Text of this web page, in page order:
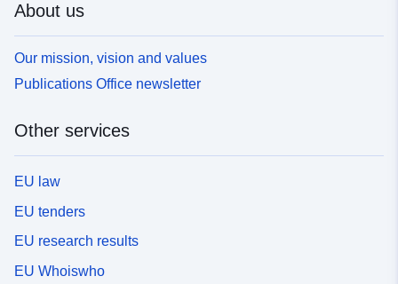
About us
Our mission, vision and values
Publications Office newsletter
Other services
EU law
EU tenders
EU research results
EU Whoiswho